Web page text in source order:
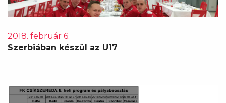
2018. február 6.
Szerbiában készül az U17